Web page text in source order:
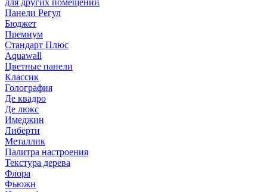
для других помещений
Панели Регул
Бюджет
Премиум
Стандарт Плюс
Aquawall
Цветные панели
Классик
Голография
Де квадро
Де люкс
Имеджин
Либерти
Металлик
Палитра настроения
Текстура дерева
Флора
Фьюжн